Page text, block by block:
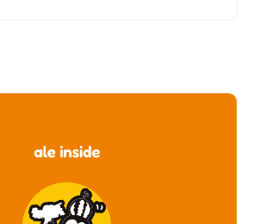
ale inside